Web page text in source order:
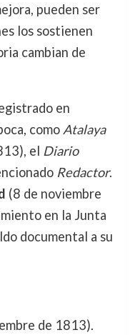
pueden ser
los sostienen
cambian de
en
como Atalaya
el Diario
Redactor.
(8 de noviembre
en la Junta
documental a su
de 1813).